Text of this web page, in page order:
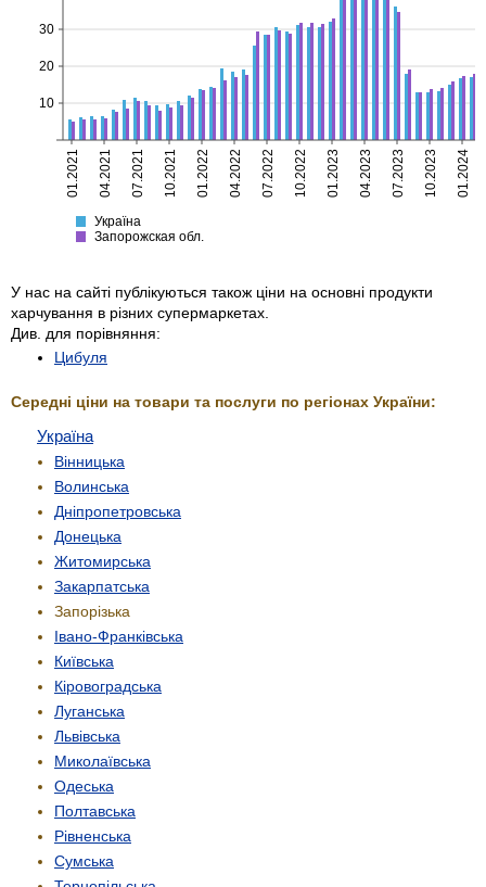
Україна
Запорожская
01.2021 04.2021 07.2021 10.2021 01.2022 04.2022 07.2022 10.2022 01.2023 04.2023 07.2023 10.2023 01.2024
10
20
30
Україна
Запорожская обл.
У нас на сайті публікуються також ціни на основні продукти
харчування в різних супермаркетах.
Див. для порівняння:
Цибуля
Середні ціни на товари та послуги по регіонах України:
Україна
Вінницька
Волинська
Дніпропетровська
Донецька
Житомирська
Закарпатська
Запорізька
Івано-Франківська
Київська
Кіровоградська
Луганська
Львівська
Миколаївська
Одеська
Полтавська
Рівненська
Сумська